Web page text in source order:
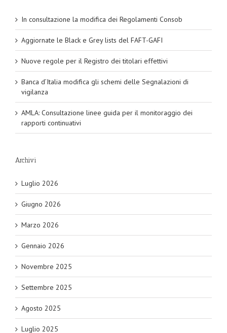
In consultazione la modifica dei Regolamenti Consob
Aggiornate le Black e Grey lists del FAFT-GAFI
Nuove regole per il Registro dei titolari effettivi
Banca d’Italia modifica gli schemi delle Segnalazioni di
vigilanza
AMLA: Consultazione linee guida per il monitoraggio dei
rapporti continuativi
Archivi
Luglio 2026
Giugno 2026
Marzo 2026
Gennaio 2026
Novembre 2025
Settembre 2025
Agosto 2025
Luglio 2025